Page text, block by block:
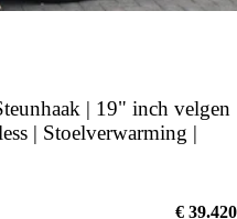
| 19" inch velgen
| Stoelverwarming |
€ 39.420